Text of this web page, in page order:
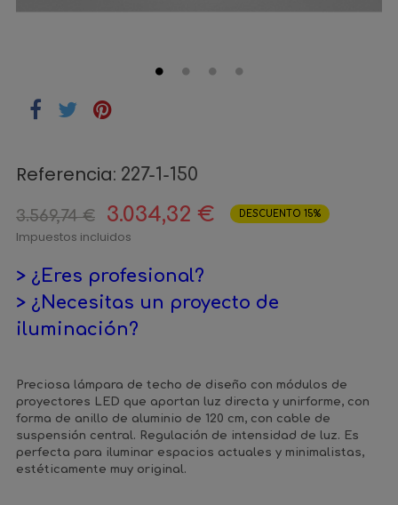
Referencia: 227-1-150
3.569,74 € 3.034,32 € DESCUENTO 15%
Impuestos incluidos
> ¿Eres profesional?
> ¿Necesitas un proyecto de
iluminación?
Preciosa lámpara de techo de diseño con módulos de
proyectores LED que aportan luz directa y unirforme, con
forma de anillo de aluminio de 120 cm, con cable de
suspensión central. Regulación de intensidad de luz. Es
perfecta para iluminar espacios actuales y minimalistas,
estéticamente muy original.